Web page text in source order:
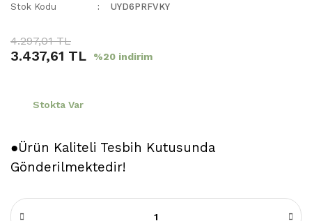
Stok Kodu UYD6PRFVKY
4.297,01 TL
3.437,61 TL %20 indirim
Stokta Var
●Ürün Kaliteli Tesbih Kutusunda
Gönderilmektedir!